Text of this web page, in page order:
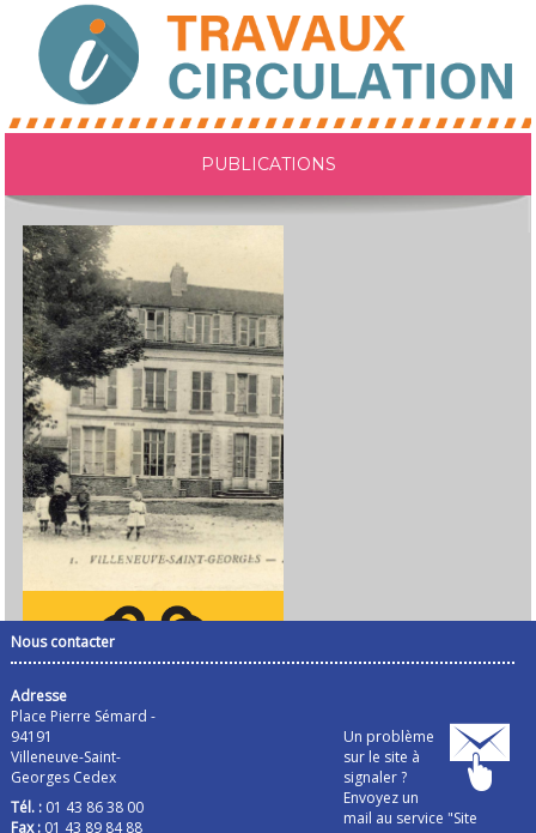
PUBLICATIONS
Nous contacter
Adresse
Place Pierre Sémard -
94191
Villeneuve-Saint-
Georges Cedex
Tél. :01 43 86 38 00
Fax :01 43 89 84 88
Un problème
sur le site à
signaler ?
Envoyez un
mail au service "Site